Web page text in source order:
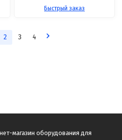
Быстрый заказ
2 3 4
магазин оборудования для